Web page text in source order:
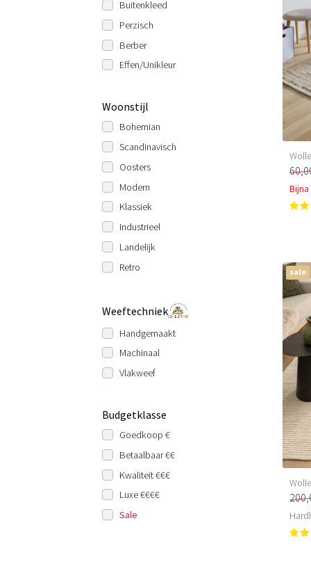
Buitenkleed
Perzisch
Berber
Effen/Unikleur
Woonstijl
Bohemian
Scandinavisch
Oosters
Modern
Klassiek
Industrieel
Landelijk
Retro
Weeftechniek
Handgemaakt
Machinaal
Vlakweef
Budgetklasse
Goedkoop €
Betaalbaar €€
Kwaliteit €€€
Luxe €€€€
Sale
sale